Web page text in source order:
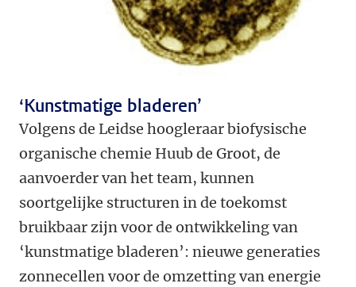
‘Kunstmatige bladeren’
Volgens de Leidse hoogleraar biofysische
organische chemie Huub de Groot, de
aanvoerder van het team, kunnen
soortgelijke structuren in de toekomst
bruikbaar zijn voor de ontwikkeling van
‘kunstmatige bladeren’: nieuwe generaties
zonnecellen voor de omzetting van energie